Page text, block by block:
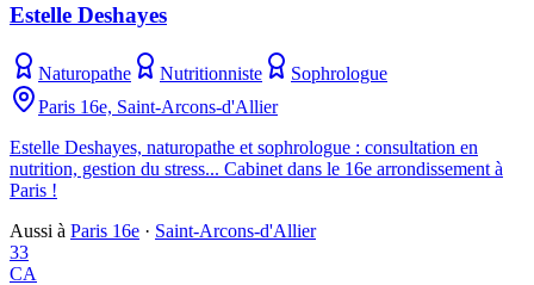
Estelle Deshayes
Naturopathe Nutritionniste
Sophrologue
Paris 16e, Saint-Arcons-d'Allier
Estelle Deshayes, naturopathe et sophrologue : consultation en
nutrition, gestion du stress... Cabinet dans le 16e arrondissement à
Paris !
Aussi à Paris 16e · Saint-Arcons-d'Allier
33
CA